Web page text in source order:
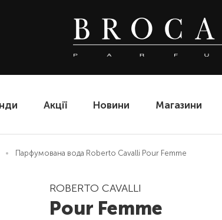
Акції Новини Магазини
Парфумована вода Roberto Cavalli Pour Femme
ROBERTO CAVALLI
Pour Femme